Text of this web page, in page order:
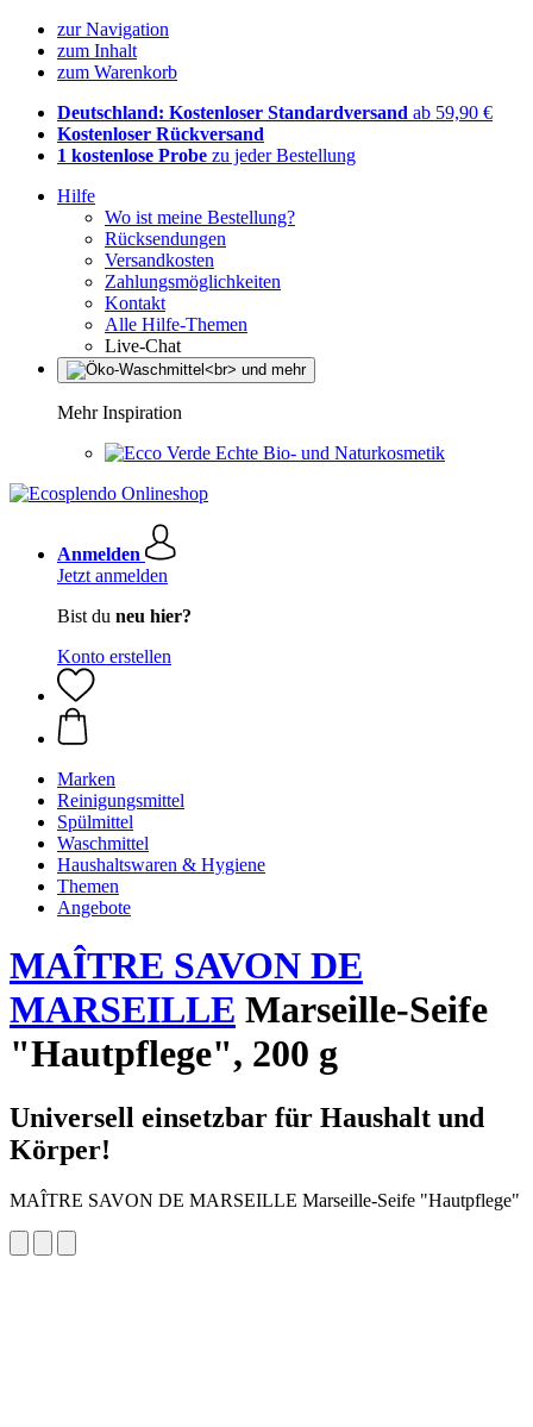
zur Navigation
zum Inhalt
zum Warenkorb
Deutschland: Kostenloser Standardversand ab 59,90 €
Kostenloser Rückversand
1 kostenlose Probe zu jeder Bestellung
Hilfe
Wo ist meine Bestellung?
Rücksendungen
Versandkosten
Zahlungsmöglichkeiten
Kontakt
Alle Hilfe-Themen
Live-Chat
Mehr Inspiration
Echte Bio- und Naturkosmetik
Anmelden
Jetzt anmelden
Bist du neu hier?
Konto erstellen
Marken
Reinigungsmittel
Spülmittel
Waschmittel
Haushaltswaren & Hygiene
Themen
Angebote
MAÎTRE SAVON DE
MARSEILLE Marseille-Seife
"Hautpflege", 200 g
Universell einsetzbar für Haushalt und
Körper!
MAÎTRE SAVON DE MARSEILLE Marseille-Seife "Hautpflege"